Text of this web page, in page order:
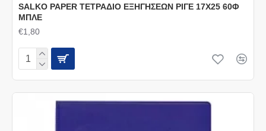
SALKO PAPER ΤΕΤΡΑΔΙΟ ΕΞΗΓΗΣΕΩΝ ΡΙΓΕ 17Χ25 60Φ
ΜΠΛΕ
€1,80